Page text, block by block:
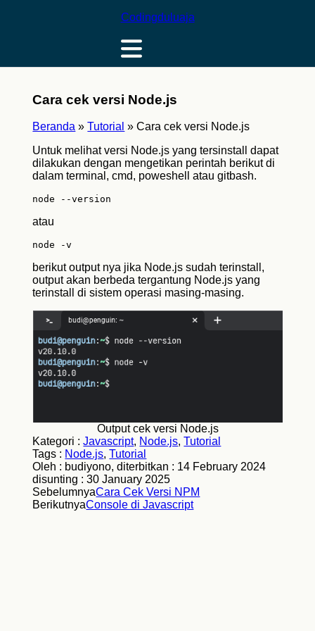
Codingduluaja
Cara cek versi Node.js
Beranda »Tutorial »Cara cek versi Node.js
Untuk melihat versi Node.js yang tersinstall dapat
dilakukan dengan mengetikan perintah berikut di
dalam terminal, cmd, poweshell atau gitbash.
node --version
atau
node -v
berikut output nya jika Node.js sudah terinstall,
output akan berbeda tergantung Node.js yang
terinstall di sistem operasi masing-masing.
Output cek versi Node.js
Kategori :Javascript, Node.js,Tutorial
Tags : Node.js,Tutorial
Oleh : budiyono, diterbitkan : 14 February 2024
disunting :30 January 2025
SebelumnyaCara Cek Versi NPM
BerikutnyaConsole di Javascript